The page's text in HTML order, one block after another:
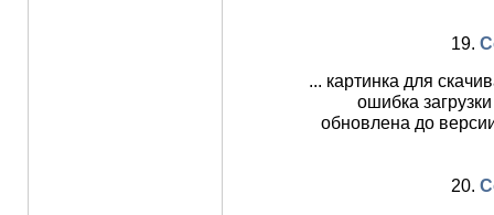
19.
... картинка для
ошибка
обновлена до
20.